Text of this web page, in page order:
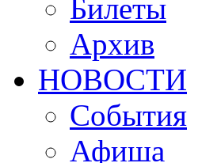
Билеты
Архив
НОВОСТИ
События
Афиша